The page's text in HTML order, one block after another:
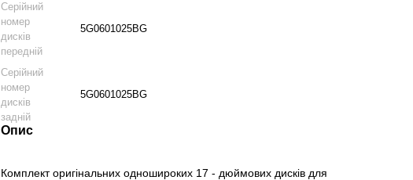
Серійний
номер
дисків
передній
5G0601025BG
Серійний
номер
дисків
задній
5G0601025BG
Опис
Комплект оригінальних одношироких 17 - дюймових дисків для